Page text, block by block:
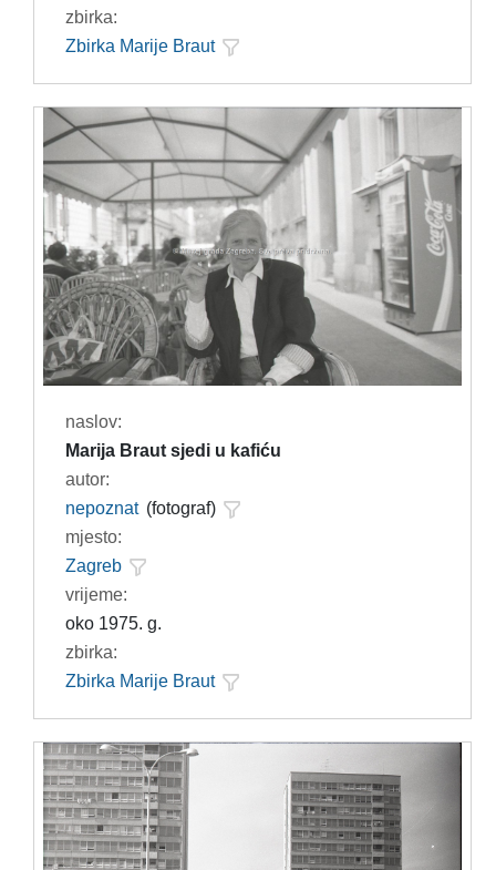
zbirka:
Zbirka Marije Braut
naslov:
Marija Braut sjedi u kafiću
autor:
nepoznat (fotograf)
mjesto:
Zagreb
vrijeme:
oko 1975. g.
zbirka:
Zbirka Marije Braut